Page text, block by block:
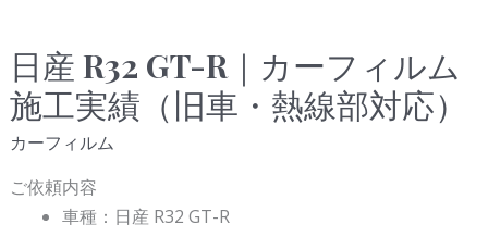
日産 R32 GT-R｜カーフィルム
施工実績（旧車・熱線部対応）
カーフィルム
ご依頼内容
車種： 日産 R32 GT-R
日
産
R32
GT-
R